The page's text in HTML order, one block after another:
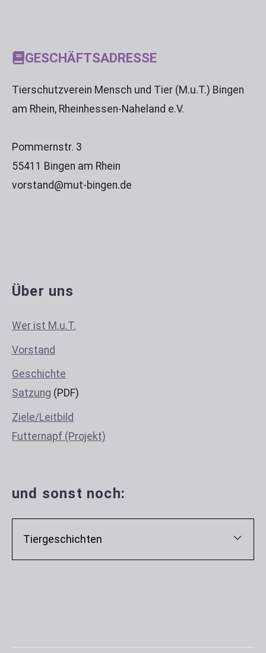
GESCHÄFTSADRESSE
Tierschutzverein Mensch und Tier (M.u.T.) Bingen
am Rhein, Rheinhessen-Naheland e.V.
Pommernstr. 3
55411 Bingen am Rhein
vorstand@mut-bingen.de
Über uns
Wer ist M.u.T.
Vorstand
Geschichte
Satzung (PDF)
Ziele/Leitbild
Futternapf (Projekt)
und sonst noch:
Tiergeschichten